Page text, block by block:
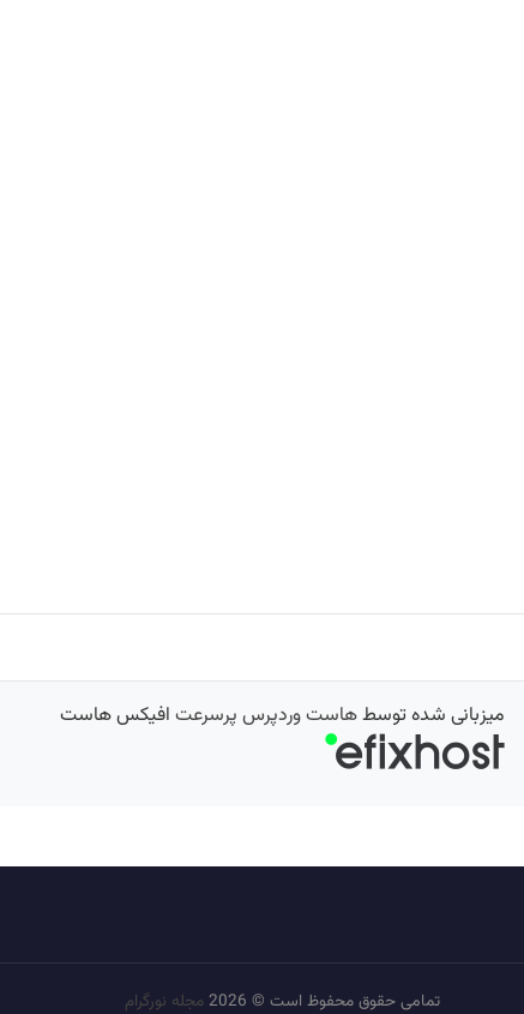
میزبانی شده توسطهاست وردپرس پرسرعت افیکس هاست
تمامی حقوق محفوظ است © 2026 مجله نورگرام